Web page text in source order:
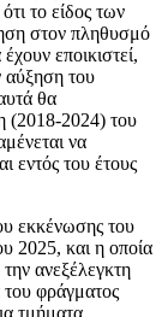
το είδος των
στον πληθυσμό
εποικιστεί,
αύξηση του
θα
(2018-2024) του
να
εντός του έτους
εκκένωσης του
2025, και η οποία
ανεξέλεγκτη
του φράγματος
τμήματα